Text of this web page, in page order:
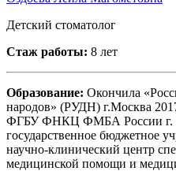
Детский стоматолог
Стаж работы: 8 лет
Образование: Окончила
народов» (РУДН) г.Москва
ФГБУ ФНКЦ ФМБА России г.
государственное бюджетное
научно-клинический центр
медицинской помощи и